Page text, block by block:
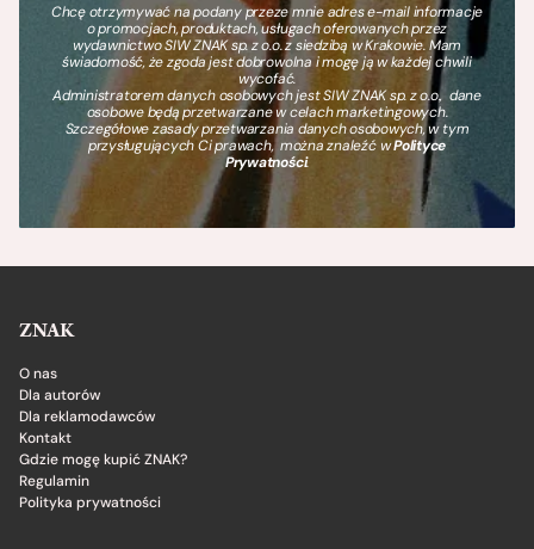
Chcę otrzymywać na podany przeze mnie adres e-mail informacje
o promocjach, produktach, usługach oferowanych przez
wydawnictwo SIW ZNAK sp. z o.o. z siedzibą w Krakowie. Mam
świadomość, że zgoda jest dobrowolna i mogę ją w każdej chwili
wycofać.
Administratorem danych osobowych jest SIW ZNAK sp. z o.o., dane
osobowe będą przetwarzane w celach marketingowych.
Szczegółowe zasady przetwarzania danych osobowych, w tym
przysługujących Ci prawach, można znaleźć wPolityce
Prywatności.
ZNAK
O nas
Dla autorów
Dla reklamodawców
Kontakt
Gdzie mogę kupić ZNAK?
Regulamin
Polityka prywatności